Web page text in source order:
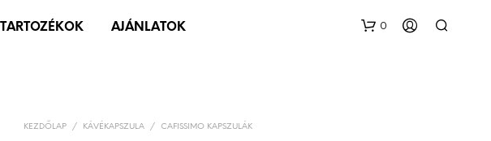
TARTOZÉKOK AJÁNLATOK 0
KEZDŐLAP / KÁVÉKAPSZULA / CAFISSIMO KAPSZULÁK